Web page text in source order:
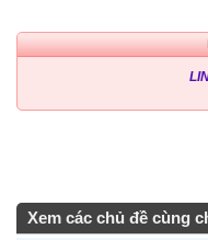
Xem các chủ đề cùng